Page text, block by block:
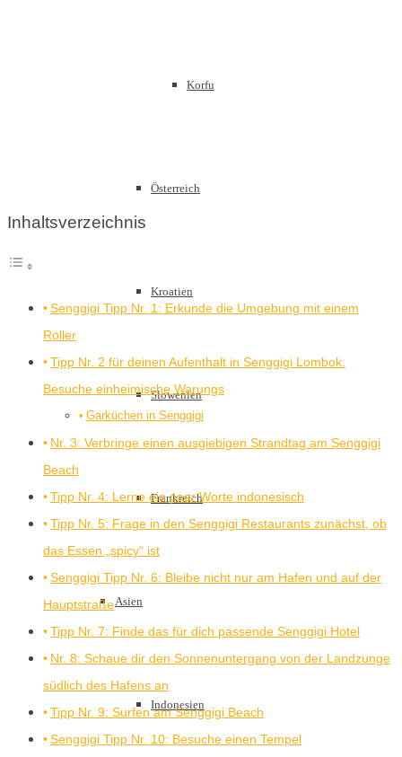
Korfu
Österreich
Kroatien
Slowenien
Frankreich
Asien
Indonesien
Inhaltsverzeichnis
Senggigi Tipp Nr. 1: Erkunde die Umgebung mit einem
Roller
Tipp Nr. 2 für deinen Aufenthalt in Senggigi Lombok:
Besuche einheimische Warungs
Garküchen in Senggigi
Nr. 3: Verbringe einen ausgiebigen Strandtag am Senggigi
Beach
Tipp Nr. 4: Lerne ein paar Worte indonesisch
Tipp Nr. 5: Frage in den Senggigi Restaurants zunächst, ob
das Essen „spicy“ ist
Senggigi Tipp Nr. 6: Bleibe nicht nur am Hafen und auf der
Hauptstraße
Tipp Nr. 7: Finde das für dich passende Senggigi Hotel
Nr. 8: Schaue dir den Sonnenuntergang von der Landzunge
südlich des Hafens an
Tipp Nr. 9: Surfen am Senggigi Beach
Senggigi Tipp Nr. 10: Besuche einen Tempel